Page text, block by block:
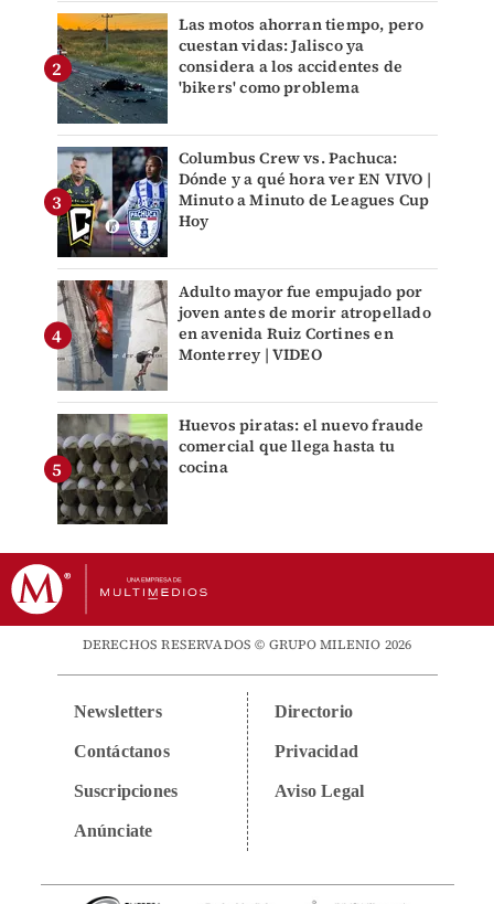
Las motos ahorran tiempo, pero
cuestan vidas: Jalisco ya
considera a los accidentes de
'bikers' como problema
Columbus Crew vs. Pachuca:
Dónde y a qué hora ver EN VIVO |
Minuto a Minuto de Leagues Cup
Hoy
Adulto mayor fue empujado por
joven antes de morir atropellado
en avenida Ruiz Cortines en
Monterrey | VIDEO
Huevos piratas: el nuevo fraude
comercial que llega hasta tu
cocina
DERECHOS RESERVADOS © GRUPO MILENIO 2026
Newsletters
Contáctanos
Suscripciones
Anúnciate
Directorio
Privacidad
Aviso Legal